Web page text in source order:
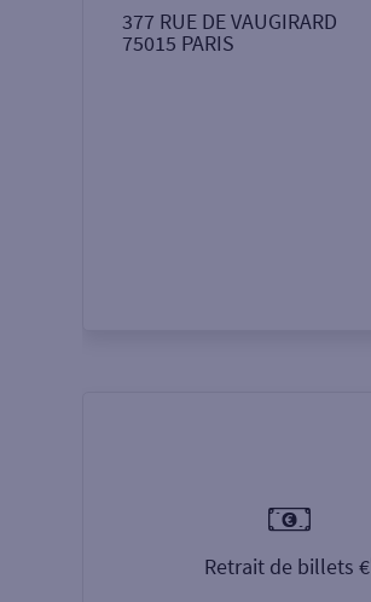
377 RUE DE VAUGIRARD
75015 PARIS
Retrait de billets €